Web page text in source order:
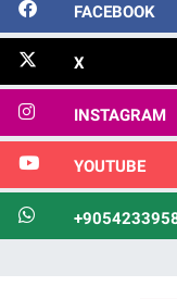
FACEBOOK
X
INSTAGRAM
YOUTUBE